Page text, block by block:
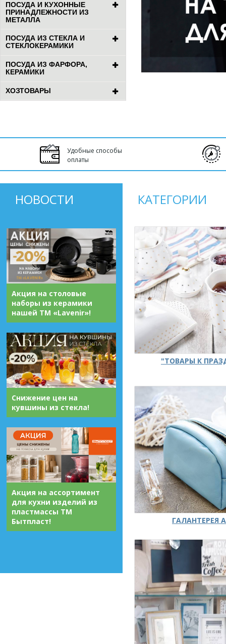
ПОСУДА И КУХОННЫЕ
ПРИНАДЛЕЖНОСТИ ИЗ
МЕТАЛЛА
ПОСУДА ИЗ СТЕКЛА И
СТЕКЛОКЕРАМИКИ
ПОСУДА ИЗ ФАРФОРА,
КЕРАМИКИ
ХОЗТОВАРЫ
Удобные способы
оплаты
НОВОСТИ
Акция на столовые
наборы из керамики
нашей ТМ «Lavenir»!
Снижение цен на
кувшины из стекла!
Акция на ассортимент
для кухни изделий из
пластмассы ТМ
Бытпласт!
КАТЕГОРИИ
"ТОВАРЫ К
ГАЛАНТЕРЕЯ